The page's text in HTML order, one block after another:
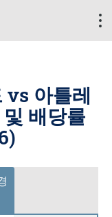
vs 아틀레
배당률
)